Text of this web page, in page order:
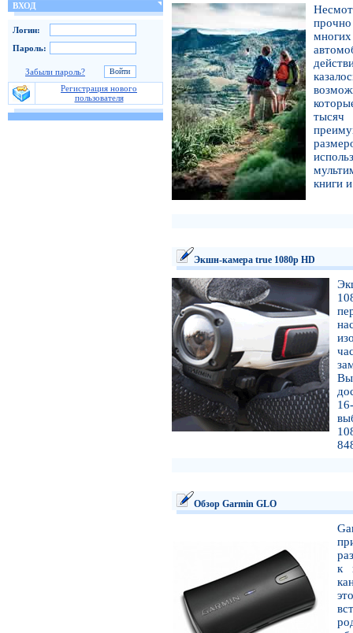
ВХОД
Логин:
Пароль:
Забыли пароль?
Регистрация нового
пользователя
книги
Экшн-камера true 1080p HD
Обзор Garmin GLO
к